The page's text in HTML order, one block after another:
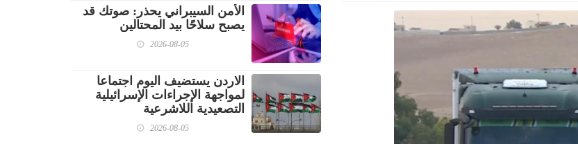
الأمن السيبراني يحذر: صوتك قد
يصبح سلاحًا بيد المحتالين
2026-08-05
الاردن يستضيف اليوم اجتماعا
لمواجهة الإجراءات الإسرائيلية
التصعيدية اللاشرعية
2026-08-05